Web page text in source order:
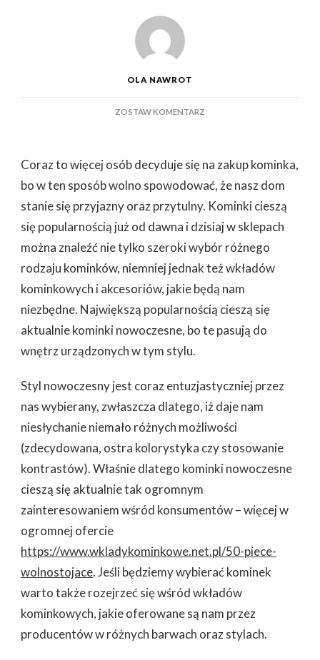
OLA NAWROT
ZOSTAW KOMENTARZ
DOSTĘPNYCH
DLA
CIEBIE
Coraz to więcej osób decyduje się na zakup kominka,
bo w ten sposób wolno spowodować, że nasz dom
stanie się przyjazny oraz przytulny. Kominki cieszą
się popularnością już od dawna i dzisiaj w sklepach
można znaleźć nie tylko szeroki wybór różnego
rodzaju kominków, niemniej jednak też wkładów
kominkowych i akcesoriów, jakie będą nam
niezbędne. Największą popularnością cieszą się
aktualnie kominki nowoczesne, bo te pasują do
wnętrz urządzonych w tym stylu.
Styl nowoczesny jest coraz entuzjastyczniej przez
nas wybierany, zwłaszcza dlatego, iż daje nam
niesłychanie niemało różnych możliwości
(zdecydowana, ostra kolorystyka czy stosowanie
kontrastów). Właśnie dlatego kominki nowoczesne
cieszą się aktualnie tak ogromnym
zainteresowaniem wśród konsumentów – więcej w
ogromnej ofercie
https://www.wkladykominkowe.net.pl/50-piece-
wolnostojace. Jeśli będziemy wybierać kominek
warto także rozejrzeć się wśród wkładów
kominkowych, jakie oferowane są nam przez
producentów w różnych barwach oraz stylach.